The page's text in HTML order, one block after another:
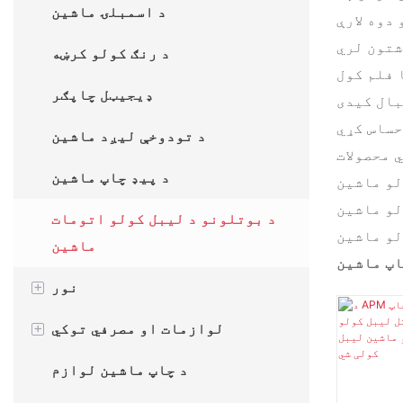
د اسمبلۍ ماشین
د رنګ کولو کرښه
ډیجیټل چاپګر
د تودوخې لیږد ماشین
د پیډ چاپ ماشین
د بوتلونو د لیبل کولو اتومات
ماشین
+
نور
د جام جوړولو ماشین
د بسته بندۍ ماشین
+ لوازمات او مصرفي توکي
د چاپ ماشین مصرفي توکي
د چاپ ماشین لوازم
لارې
فلم کول
کیدی
ماشین
ماشین
ماشین
ماشین